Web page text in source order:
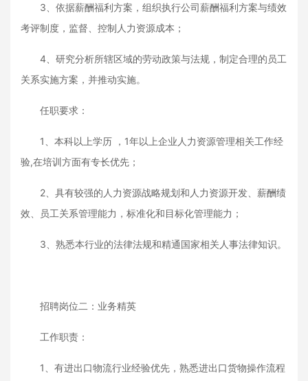
3、依据薪酬福利方案，组织执行公司薪酬福利方案与绩效
考评制度，监督、控制人力资源成本；
4、研究分析所辖区域的劳动政策与法规，制定合理的员工
关系实施方案，并推动实施。
任职要求：
1、本科以上学历 ，1年以上企业人力资源管理相关工作经
验,在培训方面有专长优先；
2、具有较强的人力资源战略规划和人力资源开发、薪酬绩
效、员工关系管理能力，标准化和目标化管理能力；
3、熟悉本行业的法律法规和精通国家相关人事法律知识。
招聘岗位二：业务精英
工作职责：
1、有进出口物流行业经验优先，熟悉进出口货物操作流程